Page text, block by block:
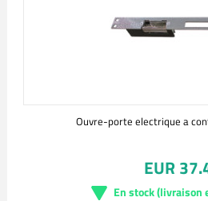
Ouvre-porte electrique a
EUR
En stock (livraison